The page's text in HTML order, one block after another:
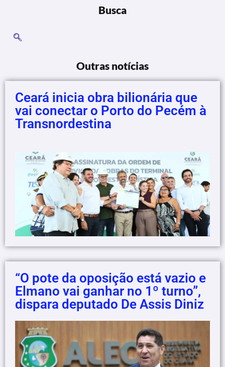
Busca
Outras notícias
Ceará inicia obra bilionária que
vai conectar o Porto do Pecém à
Transnordestina
“O pote da oposição está vazio e
Elmano vai ganhar no 1º turno”,
dispara deputado De Assis Diniz